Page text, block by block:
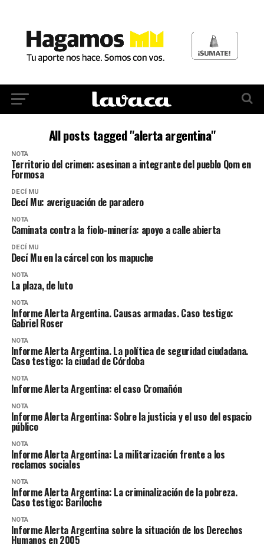
All posts tagged "alerta argentina"
NOTA
Territorio del crimen: asesinan a integrante del pueblo Qom en
Formosa
DECÍ MU
Decí Mu: averiguación de paradero
NOTA
Caminata contra la fiolo-minería: apoyo a calle abierta
DECÍ MU
Decí Mu en la cárcel con los mapuche
NOTA
La plaza, de luto
NOTA
Informe Alerta Argentina. Causas armadas. Caso testigo:
Gabriel Roser
NOTA
Informe Alerta Argentina. La política de seguridad ciudadana.
Caso testigo: la ciudad de Córdoba
NOTA
Informe Alerta Argentina: el caso Cromañón
NOTA
Informe Alerta Argentina: Sobre la justicia y el uso del espacio
público
NOTA
Informe Alerta Argentina: La militarización frente a los
reclamos sociales
NOTA
Informe Alerta Argentina: La criminalización de la pobreza.
Caso testigo: Bariloche
NOTA
Informe Alerta Argentina sobre la situación de los Derechos
Humanos en 2005